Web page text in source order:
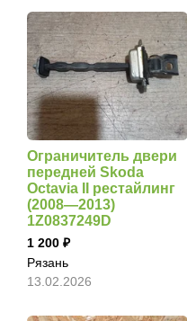
Ограничитель двери
передней Skoda
Octavia II рестайлинг
(2008—2013)
1Z0837249D
1 200
Рязань
13.02.2026